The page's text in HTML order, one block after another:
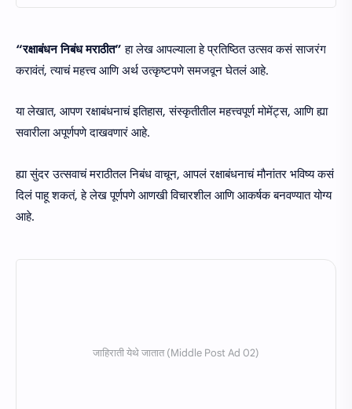
“रक्षाबंधन निबंध मराठीत” हा लेख आपल्याला हे प्रतिष्ठित उत्सव कसं साजरंग
करावंतं, त्याचं महत्त्व आणि अर्थ उत्कृष्टपणे समजवून घेतलं आहे.
या लेखात, आपण रक्षाबंधनाचं इतिहास, संस्कृतीतील महत्त्वपूर्ण मोमेंट्स, आणि ह्या
सवारीला अपूर्णपणे दाखवणारं आहे.
ह्या सुंदर उत्सवाचं मराठीतल निबंध वाचून, आपलं रक्षाबंधनाचं मौनांतर भविष्य कसं
दिलं पाहू शकतं, हे लेख पूर्णपणे आणखी विचारशील आणि आकर्षक बनवण्यात योग्य
आहे.